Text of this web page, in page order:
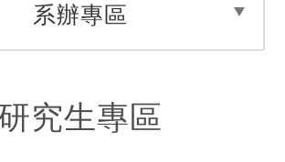
系辦專區
研究生專區